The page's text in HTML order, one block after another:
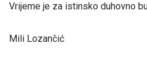
Vrijeme je za istinsko duhovno
Mili Lozančić